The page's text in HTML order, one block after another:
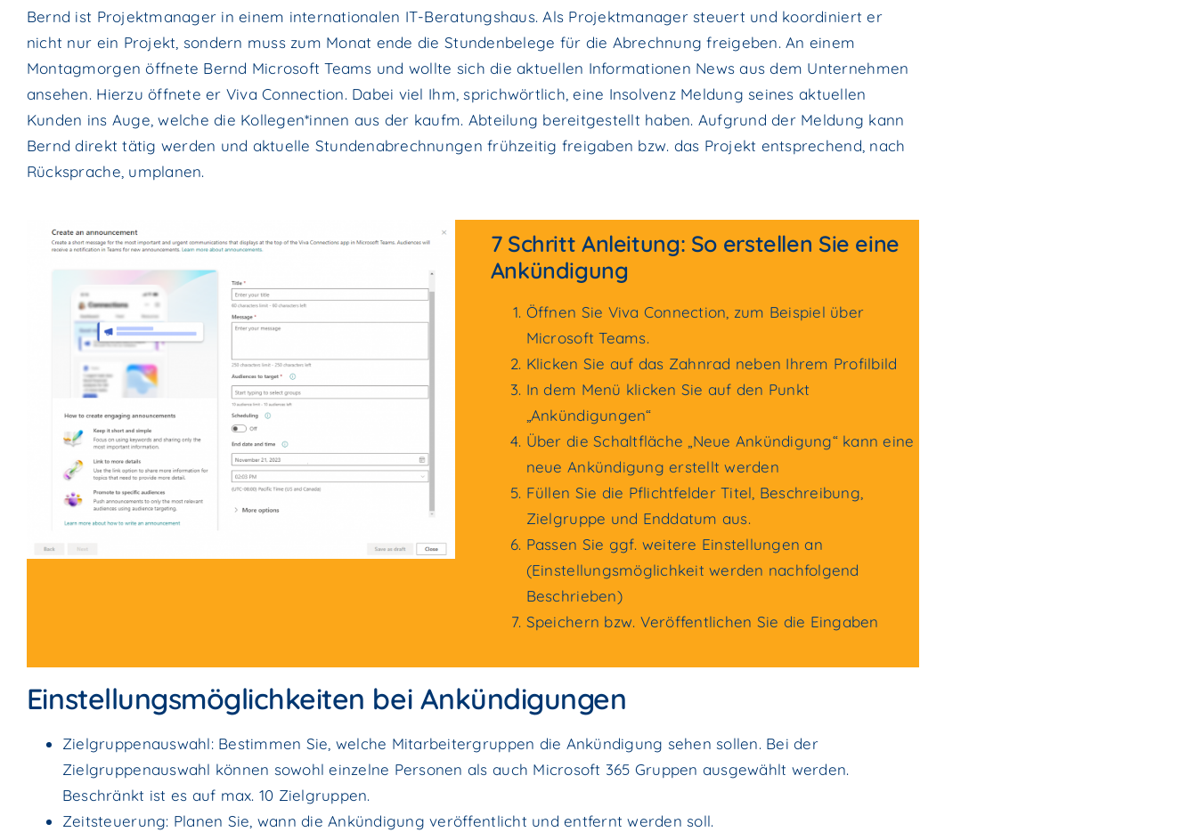
Bernd ist Projektmanager in einem internationalen IT-Beratungshaus. Als Projektmanager steuert und koordiniert er
nicht nur ein Projekt, sondern muss zum Monat ende die Stundenbelege für die Abrechnung freigeben. An einem
Montagmorgen öffnete Bernd Microsoft Teams und wollte sich die aktuellen Informationen News aus dem Unternehmen
ansehen. Hierzu öffnete er Viva Connection. Dabei viel Ihm, sprichwörtlich, eine Insolvenz Meldung seines aktuellen
Kunden ins Auge, welche die Kollegen*innen aus der kaufm. Abteilung bereitgestellt haben. Aufgrund der Meldung kann
Bernd direkt tätig werden und aktuelle Stundenabrechnungen frühzeitig freigaben bzw. das Projekt entsprechend, nach
Rücksprache, umplanen.
7 Schritt Anleitung: So erstellen Sie eine
Ankündigung
Öffnen Sie Viva Connection, zum Beispiel über
Microsoft Teams.
Klicken Sie auf das Zahnrad neben Ihrem Profilbild
In dem Menü klicken Sie auf den Punkt
„Ankündigungen“
Über die Schaltfläche „Neue Ankündigung“ kann eine
neue Ankündigung erstellt werden
Füllen Sie die Pflichtfelder Titel, Beschreibung,
Zielgruppe und Enddatum aus.
Passen Sie ggf. weitere Einstellungen an
(Einstellungsmöglichkeit werden nachfolgend
Beschrieben)
Speichern bzw. Veröffentlichen Sie die Eingaben
Einstellungsmöglichkeiten bei Ankündigungen
Zielgruppenauswahl: Bestimmen Sie, welche Mitarbeitergruppen die Ankündigung sehen sollen. Bei der
Zielgruppenauswahl können sowohl einzelne Personen als auch Microsoft 365 Gruppen ausgewählt werden.
Beschränkt ist es auf max. 10 Zielgruppen.
Zeitsteuerung: Planen Sie, wann die Ankündigung veröffentlicht und entfernt werden soll.